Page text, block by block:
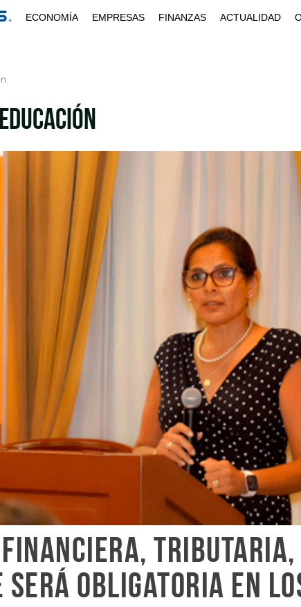
ECONOMÍA EMPRESAS FINANZAS ACTUALIDAD
financiera, tributaria,
será obligatoria en